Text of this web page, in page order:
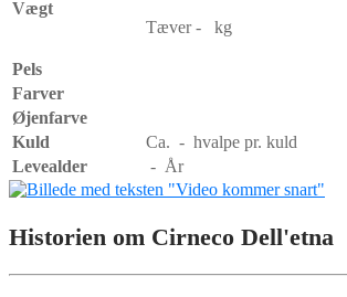
Vægt
Tæver - kg
Pels
Farver
Øjenfarve
Kuld
Ca. - hvalpe pr. kuld
Levealder
- År
Historien om Cirneco Dell'etna